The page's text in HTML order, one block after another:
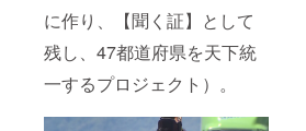
に作り、【聞く証】として
残し、47都道府県を天下統
一するプロジェクト）。